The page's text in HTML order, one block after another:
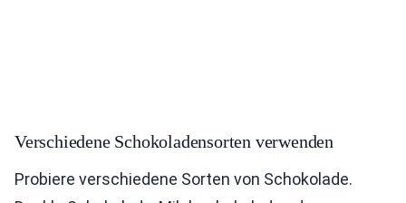
Verschiedene Schokoladensorten verwenden
Probiere verschiedene Sorten von Schokolade.